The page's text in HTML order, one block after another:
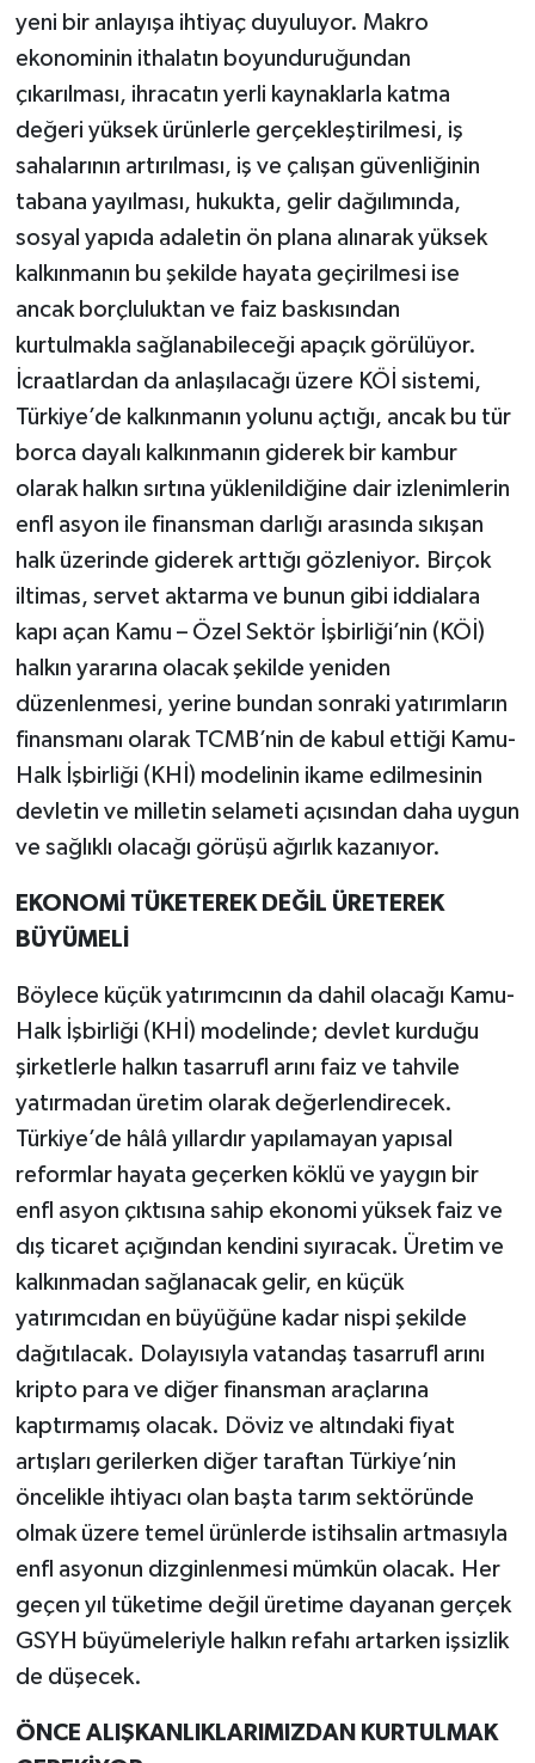
yeni bir anlayışa ihtiyaç duyuluyor. Makro
ekonominin ithalatın boyunduruğundan
çıkarılması, ihracatın yerli kaynaklarla katma
değeri yüksek ürünlerle gerçekleştirilmesi, iş
sahalarının artırılması, iş ve çalışan güvenliğinin
tabana yayılması, hukukta, gelir dağılımında,
sosyal yapıda adaletin ön plana alınarak yüksek
kalkınmanın bu şekilde hayata geçirilmesi ise
ancak borçluluktan ve faiz baskısından
kurtulmakla sağlanabileceği apaçık görülüyor.
İcraatlardan da anlaşılacağı üzere KÖİ sistemi,
Türkiye’de kalkınmanın yolunu açtığı, ancak bu tür
borca dayalı kalkınmanın giderek bir kambur
olarak halkın sırtına yüklenildiğine dair izlenimlerin
enfl asyon ile finansman darlığı arasında sıkışan
halk üzerinde giderek arttığı gözleniyor. Birçok
iltimas, servet aktarma ve bunun gibi iddialara
kapı açan Kamu – Özel Sektör İşbirliği’nin (KÖİ)
halkın yararına olacak şekilde yeniden
düzenlenmesi, yerine bundan sonraki yatırımların
finansmanı olarak TCMB’nin de kabul ettiği Kamu-
Halk İşbirliği (KHİ) modelinin ikame edilmesinin
devletin ve milletin selameti açısından daha uygun
ve sağlıklı olacağı görüşü ağırlık kazanıyor.
EKONOMİ TÜKETEREK DEĞİL ÜRETEREK
BÜYÜMELİ
Böylece küçük yatırımcının da dahil olacağı Kamu-
Halk İşbirliği (KHİ) modelinde; devlet kurduğu
şirketlerle halkın tasarrufl arını faiz ve tahvile
yatırmadan üretim olarak değerlendirecek.
Türkiye’de hâlâ yıllardır yapılamayan yapısal
reformlar hayata geçerken köklü ve yaygın bir
enfl asyon çıktısına sahip ekonomi yüksek faiz ve
dış ticaret açığından kendini sıyıracak. Üretim ve
kalkınmadan sağlanacak gelir, en küçük
yatırımcıdan en büyüğüne kadar nispi şekilde
dağıtılacak. Dolayısıyla vatandaş tasarrufl arını
kripto para ve diğer finansman araçlarına
kaptırmamış olacak. Döviz ve altındaki fiyat
artışları gerilerken diğer taraftan Türkiye’nin
öncelikle ihtiyacı olan başta tarım sektöründe
olmak üzere temel ürünlerde istihsalin artmasıyla
enfl asyonun dizginlenmesi mümkün olacak. Her
geçen yıl tüketime değil üretime dayanan gerçek
GSYH büyümeleriyle halkın refahı artarken işsizlik
de düşecek.
ÖNCE ALIŞKANLIKLARIMIZDAN KURTULMAK